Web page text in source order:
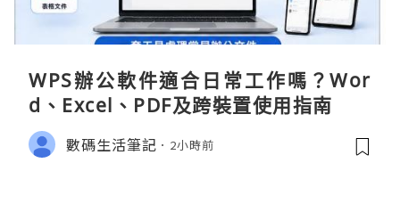
WPS辦公軟件適合日常工作嗎？Wor
d、Excel、PDF及跨裝置使用指南
數碼生活筆記 2小時前